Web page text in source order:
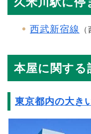
西武新宿線
本屋に関する
東京都内の大き